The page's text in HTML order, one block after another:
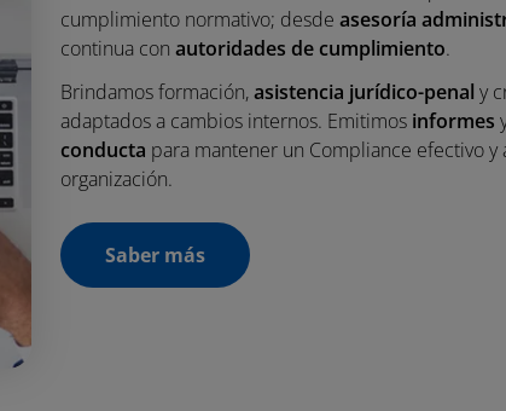
cumplimiento normativo; desde asesoría
continua con autoridades de cumplimiento.
Brindamos formación,asistencia jurídico-penal y
adaptados a cambios internos. Emitimos informes
conducta para mantener un Compliance efectivo y
organización.
Saber más